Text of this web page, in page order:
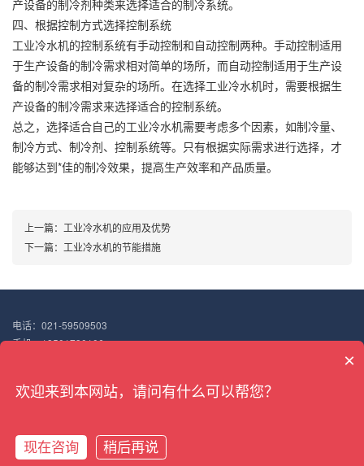
产设备的制冷剂种类来选择适合的制冷系统。
四、根据控制方式选择控制系统
工业冷水机的控制系统有手动控制和自动控制两种。手动控制适用
于生产设备的制冷需求相对简单的场所，而自动控制适用于生产设
备的制冷需求相对复杂的场所。在选择工业冷水机时，需要根据生
产设备的制冷需求来选择适合的控制系统。
总之，选择适合自己的工业冷水机需要考虑多个因素，如制冷量、
制冷方式、制冷剂、控制系统等。只有根据实际需求进行选择，才
能够达到*佳的制冷效果，提高生产效率和产品质量。
上一篇： 工业冷水机的应用及优势
下一篇： 工业冷水机的节能措施
电话：021-59509503
手机：18501730106
Copyright © 2022 搏佰机械（上海）有限公司
×
欢迎来到本网站，请问有什么可以帮您？
现在咨询 稍后再说